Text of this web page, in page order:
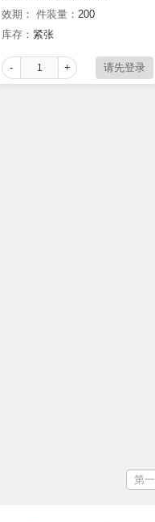
效期： 件装量： 200
库存： 紧张
- +
第